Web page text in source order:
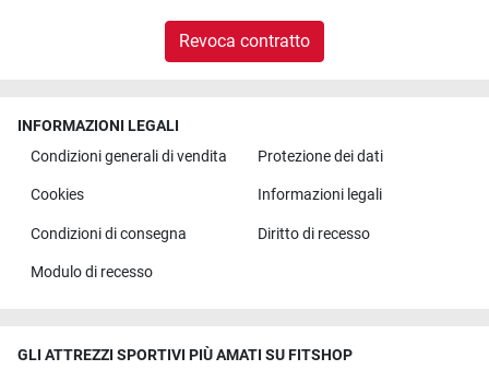
Revoca contratto
INFORMAZIONI LEGALI
Condizioni generali di vendita
Protezione dei dati
Cookies Informazioni legali
Condizioni di consegna Diritto di recesso
Modulo di recesso
GLI ATTREZZI SPORTIVI PIÙ AMATI SU FITSHOP